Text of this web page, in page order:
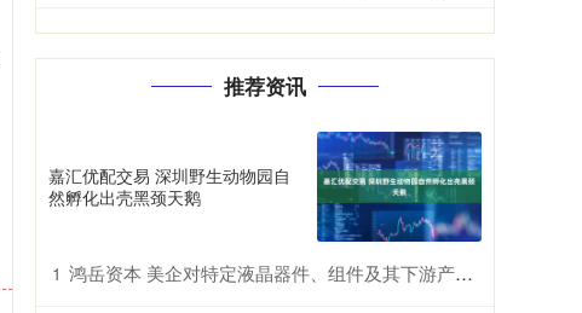
推荐资讯
嘉汇优配交易 深圳野生动物园自
然孵化出壳黑颈天鹅
1 鸿岳资本 美企对特定液晶器件、组件及其下游产品提起337调查申请，多家中企为列名被告